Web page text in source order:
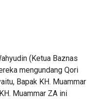
(Ketua Baznas
mengundang Qori
Bapak KH. Muammar
Muammar ZA ini